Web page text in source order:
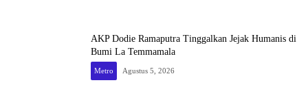
AKP Dodie Ramaputra Tinggalkan Jejak Humanis di
Bumi La Temmamala
Metro Agustus 5, 2026